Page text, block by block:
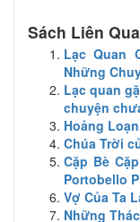
Sách Liên
Lạc Quan
Những
Lạc quan
chuyện
Hoảng
Chúa Trời
Cặp Bè
Portobello
Vợ Của Ta
Những